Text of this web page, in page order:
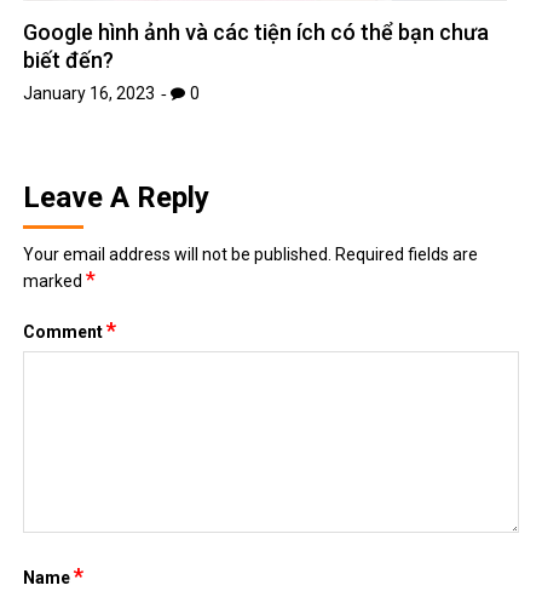
Google hình ảnh và các tiện ích có thể bạn chưa
biết đến?
January 16, 2023 0
Leave A Reply
Your email address will not be published. Required fields are
marked*
Comment*
Name*